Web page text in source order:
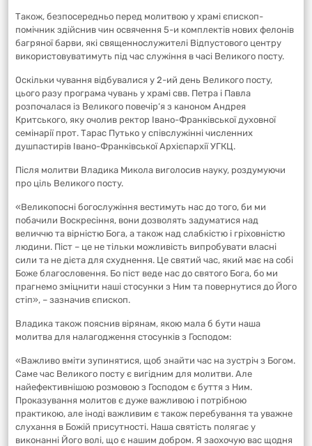
Також, безпосередньо перед молитвою у храмі єпископ-
помічник здійснив чин освячення 5-и комплектів нових фелонів
багряної барви, які священнослужителі Відпустового центру
використовуватимуть під час служіння в часі Великого посту.
Оскільки чування відбувалися у 2-ий день Великого посту,
цього разу програма чувань у храмі свв. Петра і Павла
розпочалася із Великого повечір‘я з каноном Андрея
Критського, яку очолив ректор Івано-Франківської духовної
семінарії прот. Тарас Путько у співслужінні численних
душпастирів Івано-Франківської Архієпархії УГКЦ.
Після молитви Владика Микола виголосив науку, роздумуючи
про ціль Великого посту.
«Великопосні богослужіння вестимуть нас до того, би ми
побачили Воскресіння, вони дозволять задуматися над
величчю та вірністю Бога, а також над слабкістю і гріховністю
людини. Піст – це не тільки можливість випробувати власні
сили та не дієта для схуднення. Це святий час, який має на собі
Боже благословення. Бо піст веде нас до святого Бога, бо ми
прагнемо зміцнити наші стосунки з Ним та повернутися до Його
стіп», – зазначив єпископ.
Владика також пояснив вірянам, якою мала б бути наша
молитва для налагодження стосунків з Господом:
«Важливо вміти зупинятися, щоб знайти час на зустріч з Богом.
Саме час Великого посту є вигідним для молитви. Але
найефективнішою розмовою з Господом є буття з Ним.
Проказування молитов є дуже важливою і потрібною
практикою, але іноді важливим є також перебування та уважне
слухання в Божій присутності. Наша святість полягає у
виконанні Його волі, що є нашим добром. Я заохочую вас щодня